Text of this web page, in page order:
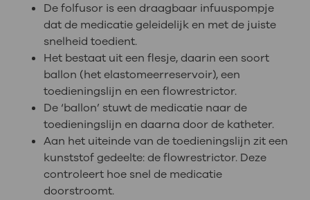
De folfusor is een draagbaar infuuspompje
dat de medicatie geleidelijk en met de juiste
snelheid toedient.
Het bestaat uit een flesje, daarin een soort
ballon (het elastomeerreservoir), een
toedieningslijn en een flowrestrictor.
De ‘ballon’ stuwt de medicatie naar de
toedieningslijn en daarna door de katheter.
Aan het uiteinde van de toedieningslijn zit een
kunststof gedeelte: de flowrestrictor. Deze
controleert hoe snel de medicatie
doorstroomt.